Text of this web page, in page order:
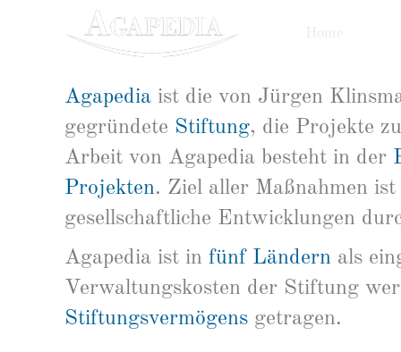
Agapedia ist die von Jürgen
gegründete Stiftung, die Projekte
Arbeit von Agapedia besteht in der
Projekten. Ziel aller Maßnahmen
gesellschaftliche Entwicklungen
Agapedia ist in fünf Ländern als
Verwaltungskosten der Stiftung
Stiftungsvermögens getragen.